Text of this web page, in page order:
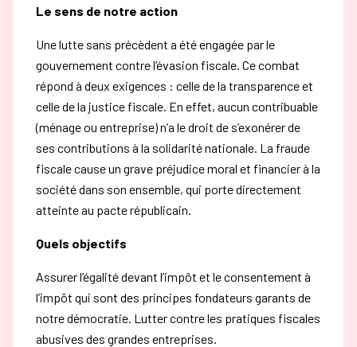
Le sens de notre action
Une lutte sans précèdent a été engagée par le
gouvernement contre l’évasion fiscale. Ce combat
répond à deux exigences : celle de la transparence et
celle de la justice fiscale. En effet, aucun contribuable
(ménage ou entreprise) n’a le droit de s’exonérer de
ses contributions à la solidarité nationale. La fraude
fiscale cause un grave préjudice moral et financier à la
société dans son ensemble, qui porte directement
atteinte au pacte républicain.
Quels objectifs
Assurer l’égalité devant l’impôt et le consentement à
l’impôt qui sont des principes fondateurs garants de
notre démocratie. Lutter contre les pratiques fiscales
abusives des grandes entreprises.